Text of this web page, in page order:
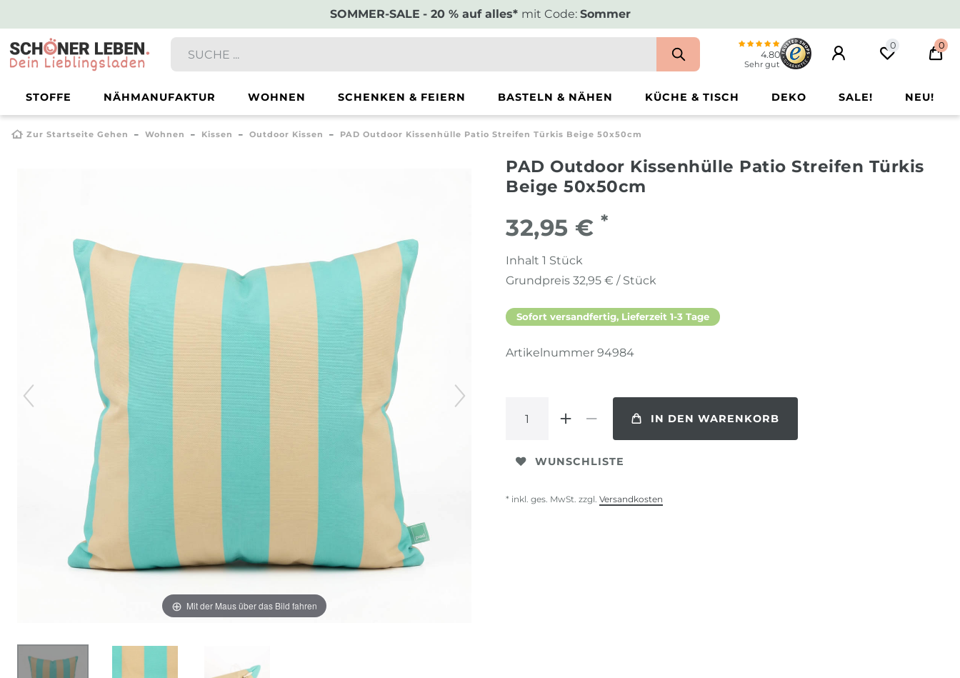
SOMMER-SALE - 20 % auf alles* mit Code: Sommer
4.80
Sehr gut
0 0
STOFFE NÄHMANUFAKTUR WOHNEN SCHENKEN & FEIERN BASTELN & NÄHEN KÜCHE & TISCH DEKO SALE! NEU!
Zur Startseite Gehen Wohnen Kissen Outdoor Kissen PAD Outdoor Kissenhülle Patio Streifen Türkis Beige 50x50cm
Mit der Maus über das Bild fahren
PAD Outdoor Kissenhülle Patio Streifen Türkis
Beige 50x50cm
32,95 € *
Inhalt 1 Stück
Grundpreis 32,95 € / Stück
Sofort versandfertig, Lieferzeit 1-3 Tage
Artikelnummer 94984
IN DEN WARENKORB
WUNSCHLISTE
* inkl. ges. MwSt. zzgl. Versandkosten